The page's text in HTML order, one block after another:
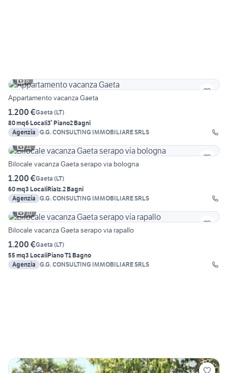
6
Appartamento vacanza Gaeta
1.200 €Gaeta (LT)
80 mq6 Locali3° Piano2 Bagni
Agenzia G.G. CONSULTING IMMOBILIARE SRLS
11
Bilocale vacanza Gaeta serapo via bologna
1.200 €Gaeta (LT)
60 mq3 LocaliRialz.2 Bagni
Agenzia G.G. CONSULTING IMMOBILIARE SRLS
10
Bilocale vacanza Gaeta serapo via rapallo
1.200 €Gaeta (LT)
55 mq3 LocaliPiano T1 Bagno
Agenzia G.G. CONSULTING IMMOBILIARE SRLS